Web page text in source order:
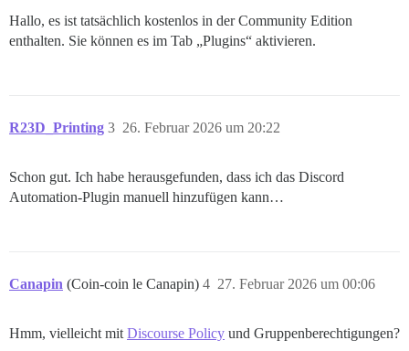
Hallo, es ist tatsächlich kostenlos in der Community Edition
enthalten. Sie können es im Tab „Plugins“ aktivieren.
R23D_Printing 26. Februar 2026 um 20:22
3
Schon gut. Ich habe herausgefunden, dass ich das Discord
Automation-Plugin manuell hinzufügen kann…
Canapin (Coin-coin le Canapin) 27. Februar 2026 um 00:06
4
Hmm, vielleicht mit Discourse Policy und Gruppenberechtigungen?